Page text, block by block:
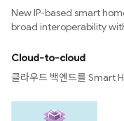
New IP-based smart
broad interoperability
Cloud-to-cloud
클라우드 백엔드를 Smart